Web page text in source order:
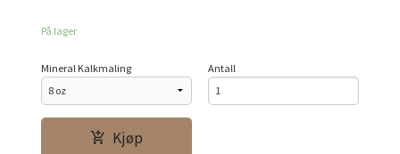
På lager
Mineral Kalkmaling Antall
Kjøp